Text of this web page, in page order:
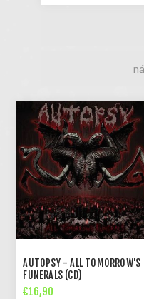
AUTOPSY - ALL TOMORROW'S
FUNERALS (CD)
€16,90